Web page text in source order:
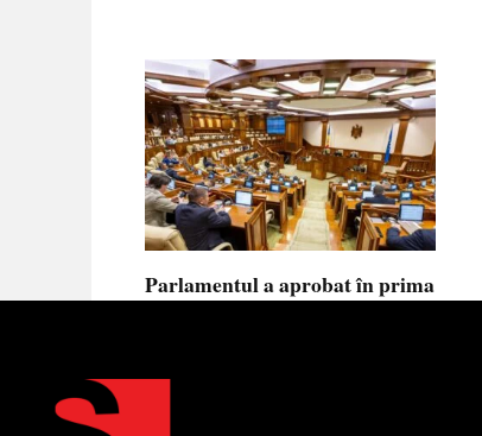
Parlamentul a aprobat în prima